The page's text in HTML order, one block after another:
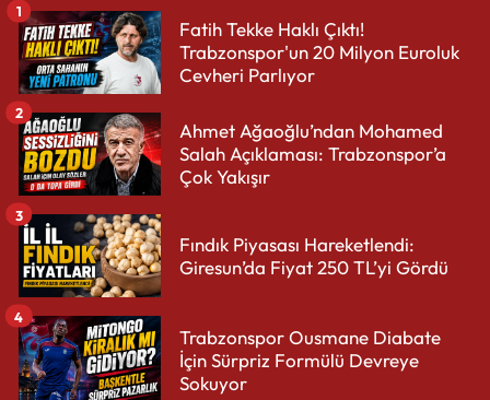
Fatih Tekke Haklı Çıktı!
Trabzonspor'un 20 Milyon Euroluk
Cevheri Parlıyor
1
Ahmet Ağaoğlu’ndan Mohamed
Salah Açıklaması: Trabzonspor’a
Çok Yakışır
2
Fındık Piyasası Hareketlendi:
Giresun’da Fiyat 250 TL’yi Gördü
3
Trabzonspor Ousmane Diabate
İçin Sürpriz Formülü Devreye
Sokuyor
4